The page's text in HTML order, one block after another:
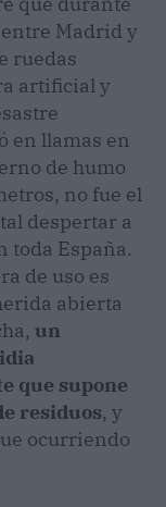
Madrid y
ruedas
artificial y
en llamas en
de humo
no fue el
despertar a
toda España.
de uso es
abierta
un
que supone
residuos, y
ocurriendo